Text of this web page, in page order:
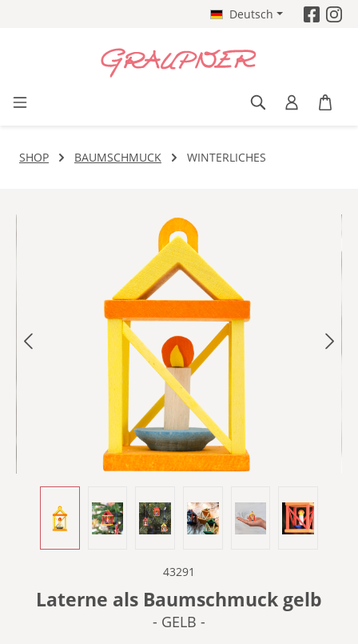
Deutsch
SHOP BAUMSCHMUCK WINTERLICHES
43291
Laterne als Baumschmuck gelb
- GELB -